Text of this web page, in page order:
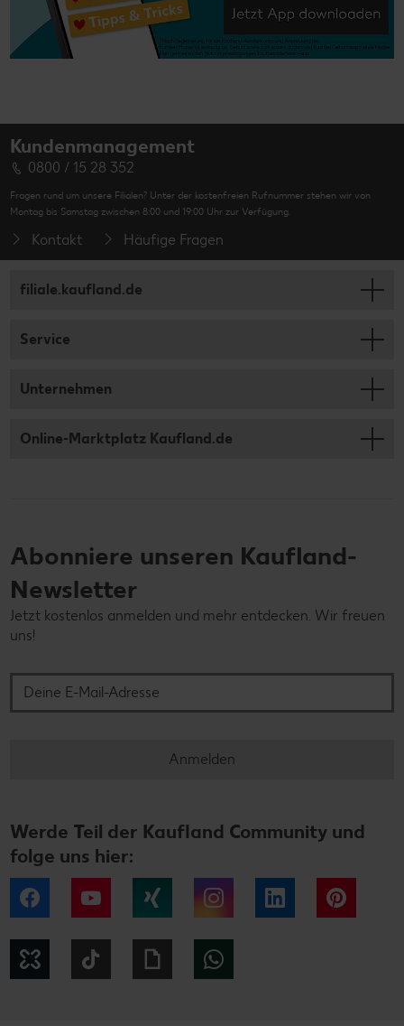
Kundenmanagement
0800 / 15 28 352
Fragen rund um unsere Filialen? Unter der kostenfreien Rufnummer stehen wir von
Montag bis Samstag zwischen 8:00 und 19:00 Uhr zur Verfügung.
Kontakt Häufige Fragen
filiale.kaufland.de
Service
Unternehmen
Online-Marktplatz Kaufland.de
Abonniere unseren Kaufland-
Newsletter
Jetzt kostenlos anmelden und mehr entdecken. Wir freuen
uns!
Anmelden
Werde Teil der Kaufland Community und
folge uns hier:
Facebook YouTube Xing Instagram LinkedIn
Kununu Giphy